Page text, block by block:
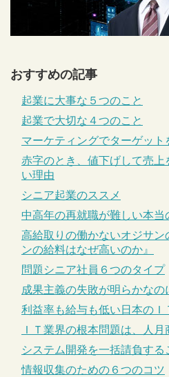
おすすめの記事
起業に大事な５つのこと
起業で大切な４つのこと
マーケティングでターゲット
赤字のとき、値下げして売
い理由
シニア起業のススメ
中高年の再就職が難しい本当
高給取りの働かないオジサ
ンの給料はなぜ高いのか』
問題シニア社員６つのタイプ
成果主義の失敗が明らかなの
利益率も給与も低い日本の
ＩＴ業界の根本問題は、人
システム開発を一括請負する
情報収集のための６つのコツ